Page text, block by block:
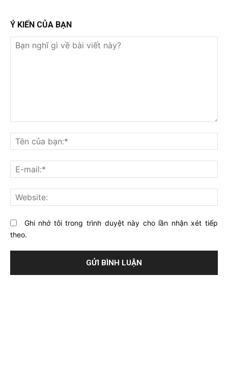
Ý KIẾN CỦA BẠN
nghĩ
gì
về
bài
viết
này?
Ghi nhớ tôi trong trình duyệt này cho lần nhận xét tiếp
theo.